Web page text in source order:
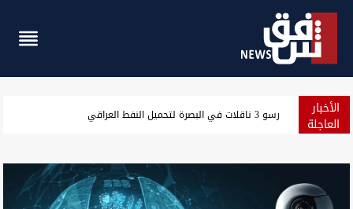
الأخبار
العاجلة رسو 3 ناقلات في البصرة لتحميل النفط العراقي